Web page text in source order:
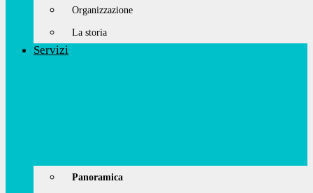
Organizzazione
La storia
Servizi
Panoramica